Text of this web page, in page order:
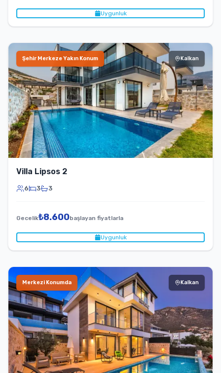
Uygunluk
Şehir Merkeze Yakın Konum Kalkan
Villa Lipsos 2
6 3 3
Gecelik₺8.600başlayan fiyatlarla
Uygunluk
Merkezi Konumda Kalkan